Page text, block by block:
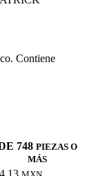
Contiene
748 PIEZAS O
MÁS